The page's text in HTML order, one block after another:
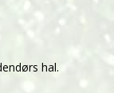
hal.